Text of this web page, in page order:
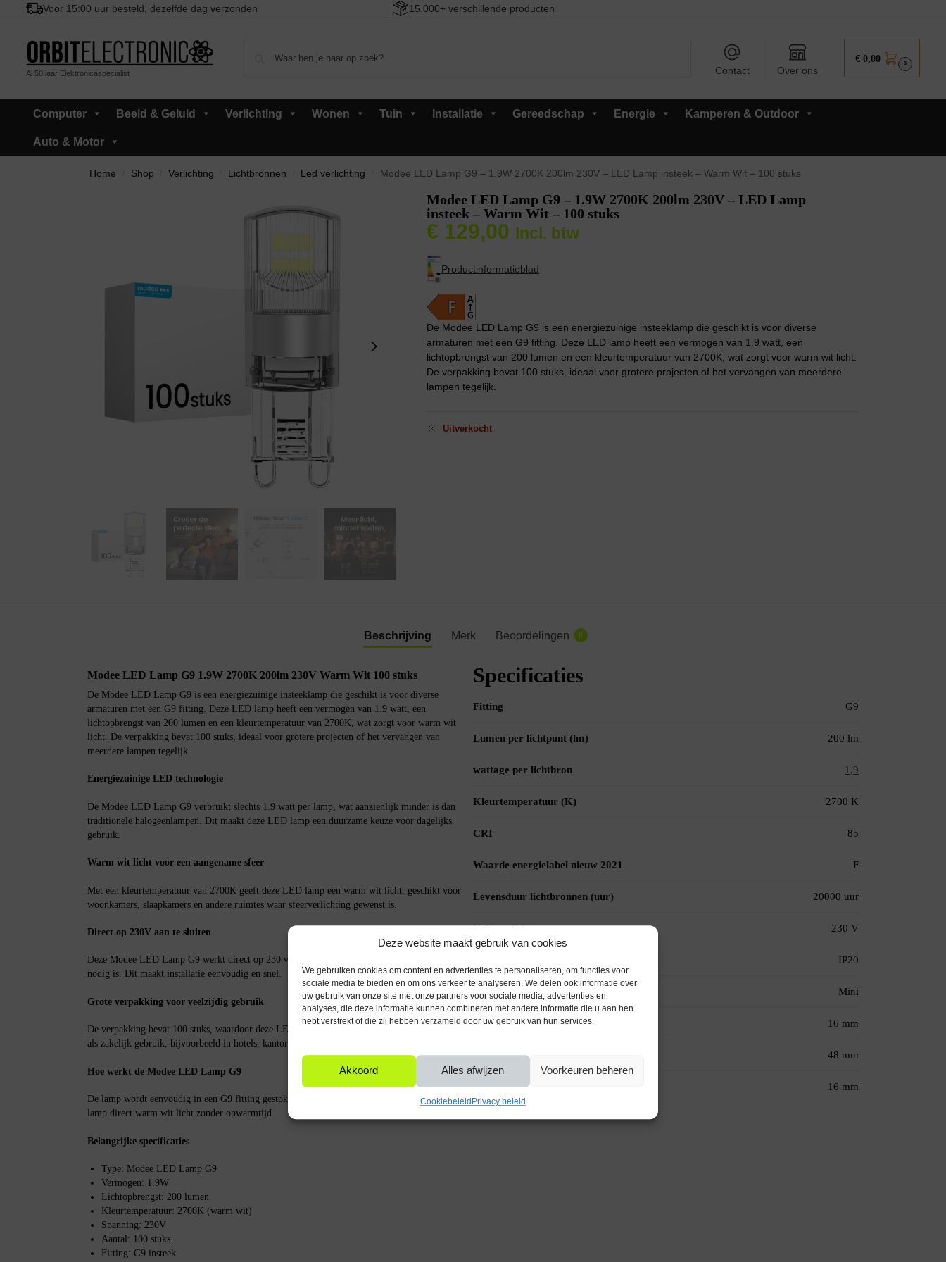
Deze website maakt gebruik van cookies
We gebruiken cookies om content en advertenties te personaliseren, om functies voor
sociale media te bieden en om ons verkeer te analyseren. We delen ook informatie over
uw gebruik van onze site met onze partners voor sociale media, advertenties en
analyses, die deze informatie kunnen combineren met andere informatie die u aan hen
hebt verstrekt of die zij hebben verzameld door uw gebruik van hun services.
Akkoord Alles afwijzen Voorkeuren beheren
Cookiebeleid Privacy beleid
Voor 15:00 uur besteld, dezelfde dag verzonden 15.000+ verschillende producten
Al 50 jaar Elektronicaspecialist Contact Over ons
€ 0,00 0
Computer Beeld & Geluid Verlichting Wonen Tuin Installatie Gereedschap Energie Kamperen & Outdoor
Auto & Motor
Home Shop Verlichting Lichtbronnen Led verlichting Modee LED Lamp G9 – 1.9W 2700K 200lm 230V – LED Lamp insteek – Warm Wit – 100 stuks
Modee LED Lamp G9 – 1.9W 2700K 200lm 230V – LED Lamp
insteek – Warm Wit – 100 stuks
€ 129,00 Incl. btw
Productinformatieblad
De Modee LED Lamp G9 is een energiezuinige insteeklamp die geschikt is voor diverse
armaturen met een G9 fitting. Deze LED lamp heeft een vermogen van 1.9 watt, een
lichtopbrengst van 200 lumen en een kleurtemperatuur van 2700K, wat zorgt voor warm wit licht.
De verpakking bevat 100 stuks, ideaal voor grotere projecten of het vervangen van meerdere
lampen tegelijk.
Uitverkocht
Beschrijving Merk Beoordelingen 0
Modee LED Lamp G9 1.9W 2700K 200lm 230V Warm Wit 100 stuks
De Modee LED Lamp G9 is een energiezuinige insteeklamp die geschikt is voor diverse
armaturen met een G9 fitting. Deze LED lamp heeft een vermogen van 1.9 watt, een
lichtopbrengst van 200 lumen en een kleurtemperatuur van 2700K, wat zorgt voor warm wit
licht. De verpakking bevat 100 stuks, ideaal voor grotere projecten of het vervangen van
meerdere lampen tegelijk.
Energiezuinige LED technologie
De Modee LED Lamp G9 verbruikt slechts 1.9 watt per lamp, wat aanzienlijk minder is dan
traditionele halogeenlampen. Dit maakt deze LED lamp een duurzame keuze voor dagelijks
gebruik.
Warm wit licht voor een aangename sfeer
Met een kleurtemperatuur van 2700K geeft deze LED lamp een warm wit licht, geschikt voor
woonkamers, slaapkamers en andere ruimtes waar sfeerverlichting gewenst is.
Direct op 230V aan te sluiten
Deze Modee LED Lamp G9 werkt direct op 230 volt, waardoor er geen extra transformator
nodig is. Dit maakt installatie eenvoudig en snel.
Grote verpakking voor veelzijdig gebruik
De verpakking bevat 100 stuks, waardoor deze LED lampen geschikt zijn voor zowel particulier
als zakelijk gebruik, bijvoorbeeld in hotels, kantoren of appartementencomplexen.
Hoe werkt de Modee LED Lamp G9
De lamp wordt eenvoudig in een G9 fitting gestoken. Na aansluiting op het lichtnet geeft de
lamp direct warm wit licht zonder opwarmtijd.
Belangrijke specificaties
Type: Modee LED Lamp G9
Vermogen: 1.9W
Lichtopbrengst: 200 lumen
Kleurtemperatuur: 2700K (warm wit)
Spanning: 230V
Aantal: 100 stuks
Fitting: G9 insteek
Specificaties
Fitting G9
Lumen per lichtpunt (lm) 200 lm
wattage per lichtbron 1,9
Kleurtemperatuur (K) 2700 K
CRI 85
Waarde energielabel nieuw 2021 F
Levensduur lichtbronnen (uur) 20000 uur
Voltage (V) 230 V
IP20
Vorm lichtbron Mini
Diameter (mm) 16 mm
Product hoogte (mm) 48 mm
Product lengte (mm) 16 mm